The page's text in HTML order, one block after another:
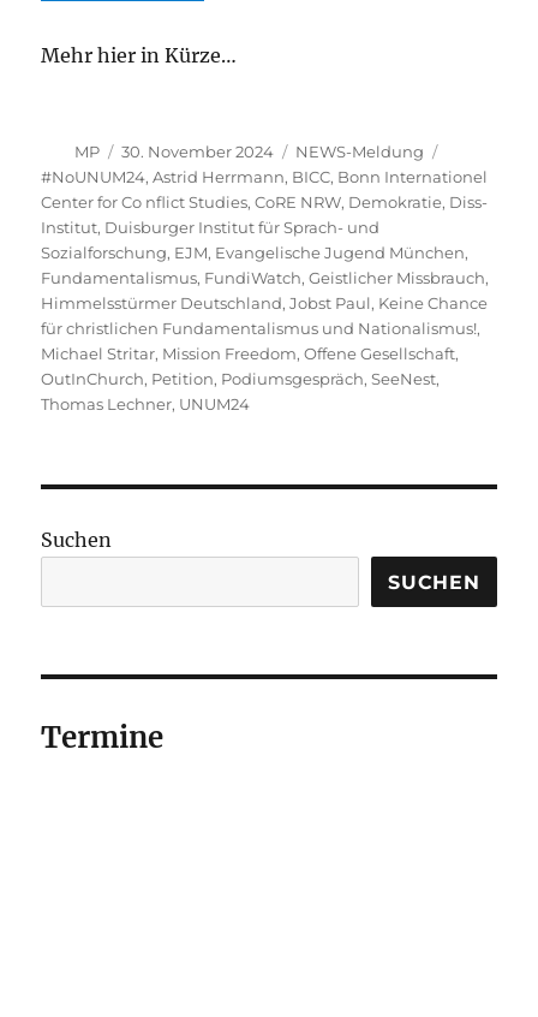
Mehr hier in Kürze…
Autor
MP
Veröffentlicht
am
30. November 2024 Kategorien
NEWS-Meldung
#NoUNUM24,Astrid Herrmann, BICC, Bonn Internationel
Center for Co nflict Studies,CoRE NRW, Demokratie, Diss-
Institut, Duisburger Institut für Sprach- und
Sozialforschung, EJM, Evangelische Jugend München,
Fundamentalismus, FundiWatch,Geistlicher Missbrauch,
Himmelsstürmer Deutschland,Jobst Paul, Keine Chance
für christlichen Fundamentalismus und Nationalismus!,
Michael Stritar, Mission Freedom,Offene Gesellschaft,
OutInChurch, Petition, Podiumsgespräch,SeeNest,
Thomas Lechner, UNUM24
Suchen
SUCHEN
Termine